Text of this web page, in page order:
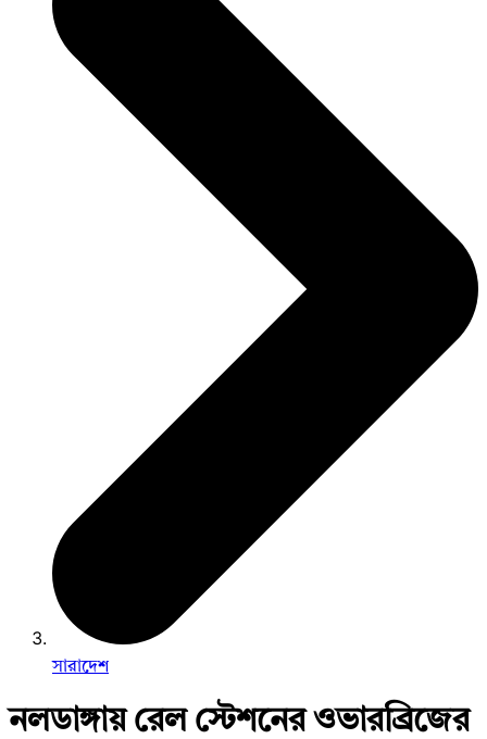
সারাদেশ
নলডাঙ্গায় রেল স্টেশনের ওভারব্রিজের